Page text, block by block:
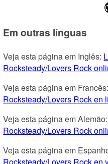
Em outras línguas
Veja esta página em Inglês:
Rocksteady/Lovers Rock
Veja esta página em Francês:
Rocksteady/Lovers Rock en
Veja esta página em Alemão:
Rocksteady/Lovers Rock
Veja esta página em
Rocksteady/Lovers Rock en